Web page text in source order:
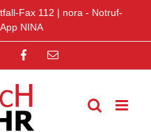
Fax 112 | nora - Notruf-
NINA
FacebookFacebookE-